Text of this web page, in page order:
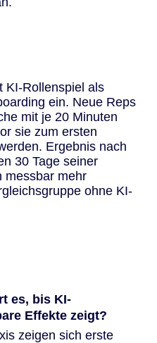
KI-Rollenspiel als
ein. Neue Reps
mit je 20 Minuten
sie zum ersten
Ergebnis nach
30 Tage seiner
messbar mehr
ohne KI-
es, bis KI-
Effekte zeigt?
zeigen sich erste